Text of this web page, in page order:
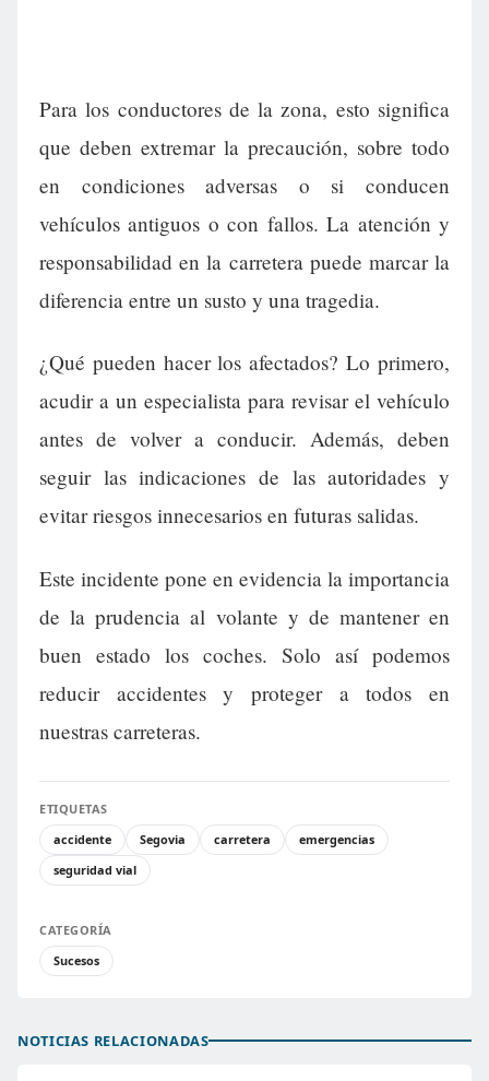
Para los conductores de la zona, esto significa
que deben extremar la precaución, sobre todo
en condiciones adversas o si conducen
vehículos antiguos o con fallos. La atención y
responsabilidad en la carretera puede marcar la
diferencia entre un susto y una tragedia.
¿Qué pueden hacer los afectados? Lo primero,
acudir a un especialista para revisar el vehículo
antes de volver a conducir. Además, deben
seguir las indicaciones de las autoridades y
evitar riesgos innecesarios en futuras salidas.
Este incidente pone en evidencia la importancia
de la prudencia al volante y de mantener en
buen estado los coches. Solo así podemos
reducir accidentes y proteger a todos en
nuestras carreteras.
ETIQUETAS
accidente
Segovia carretera
emergencias
seguridad vial
CATEGORÍA
Sucesos
NOTICIAS RELACIONADAS